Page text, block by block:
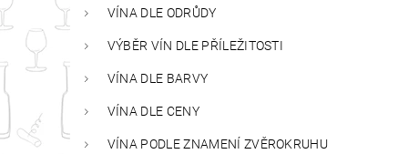
VÍNA DLE ODRŮDY
VÝBĚR VÍN DLE PŘÍLEŽITOSTI
VÍNA DLE BARVY
VÍNA DLE CENY
VÍNA PODLE ZNAMENÍ ZVĚROKRUHU